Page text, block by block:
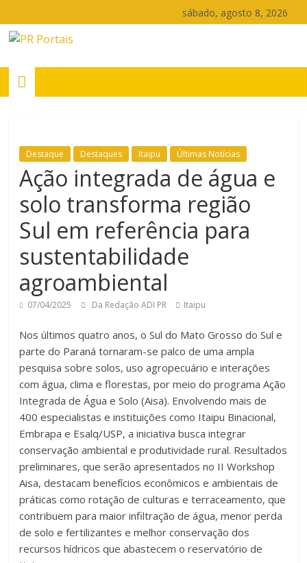
para
sábado, agosto 8, 2026
PR
Portais
de
notícias
do
Paraná
Destaque Destaques Itaipu Últimas Notícias
Ação integrada de água e
solo transforma região
Sul em referência para
sustentabilidade
agroambiental
07/04/2025 Da Redação ADI PR Itaipu
Nos últimos quatro anos, o Sul do Mato Grosso do Sul e
parte do Paraná tornaram-se palco de uma ampla
pesquisa sobre solos, uso agropecuário e interações
com água, clima e florestas, por meio do programa Ação
Integrada de Água e Solo (Aisa). Envolvendo mais de
400 especialistas e instituições como Itaipu Binacional,
Embrapa e Esalq/USP, a iniciativa busca integrar
conservação ambiental e produtividade rural. Resultados
preliminares, que serão apresentados no II Workshop
Aisa, destacam benefícios econômicos e ambientais de
práticas como rotação de culturas e terraceamento, que
contribuem para maior infiltração de água, menor perda
de solo e fertilizantes e melhor conservação dos
recursos hídricos que abastecem o reservatório de